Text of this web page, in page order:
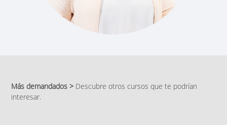
Más demandados > Descubre otros cursos que te podrían
interesar.